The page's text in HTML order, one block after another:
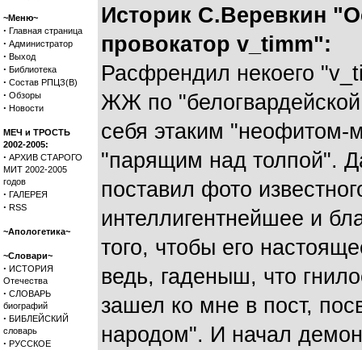
~Меню~
· Главная страница
· Администратор
· Выход
· Библиотека
· Состав РПЦЗ(В)
· Обзоры
· Новости
МЕЧ и ТРОСТЬ
2002-2005:
· АРХИВ СТАРОГО
МИТ 2002-2005
годов
· ГАЛЕРЕЯ
· RSS
~Апологетика~
~Словари~
· ИСТОРИЯ
Отечества
· СЛОВАРЬ
биографий
· БИБЛЕЙСКИЙ
словарь
· РУССКОЕ
Историк С.Веревкин
провокатор v_timm":
Расфрендил некоего
ЖЖ по
себя этаким
"парящим над толпой".
поставил фото
интеллигентнейшее и
того, чтобы его
ведь, гаденыш, что
зашел ко мне в пост,
народом". И начал